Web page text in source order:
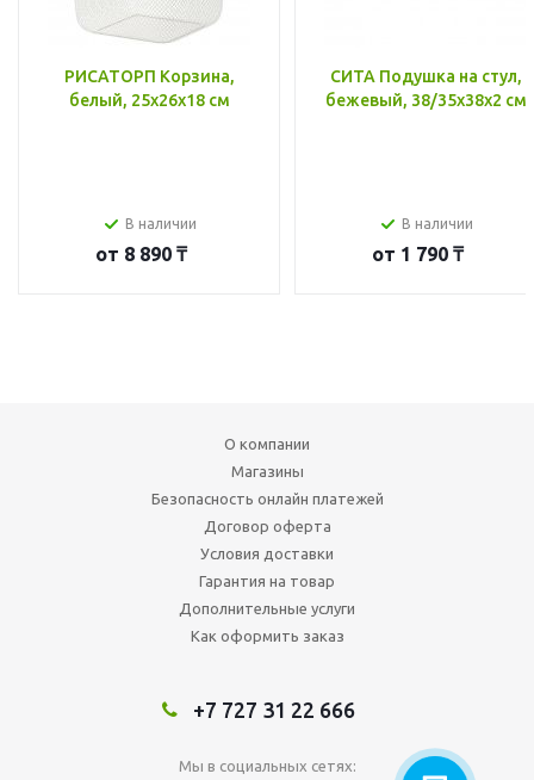
РИСАТОРП Корзина,
белый, 25x26x18 см
В наличии
от 8 890 ₸
СИТА Подушка на стул,
бежевый, 38/35x38x2 см
В наличии
от 1 790 ₸
О компании
Магазины
Безопасность онлайн платежей
Договор оферта
Условия доставки
Гарантия на товар
Дополнительные услуги
Как оформить заказ
+7 727 31 22 666
Мы в социальных сетях: